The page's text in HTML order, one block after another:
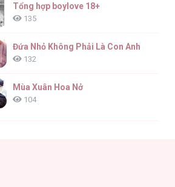
Tổng hợp boylove 18+
135
Đứa Nhỏ Không Phải Là Con Anh
132
Mùa Xuân Hoa Nở
104